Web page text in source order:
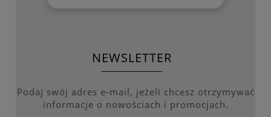
NEWSLETTER
Podaj swój adres e-mail, jeżeli chcesz otrzymywać
informacje o nowościach i promocjach.